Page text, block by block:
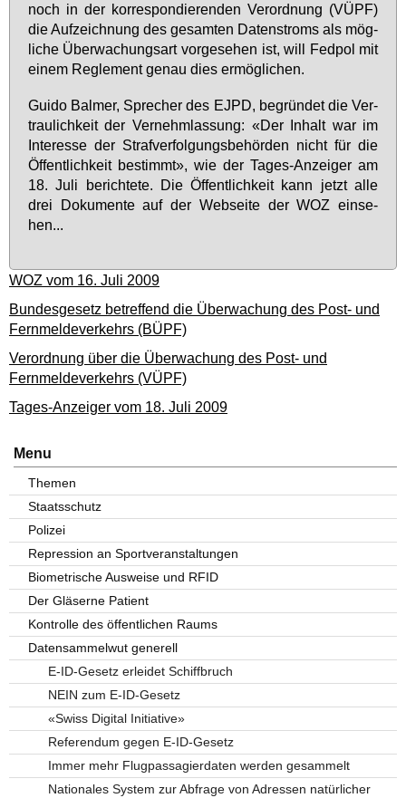
noch in der kor­re­spon­die­ren­den Ver­ord­nung (VÜPF)
die Auf­zeich­nung des ge­sam­ten Da­ten­stroms als mög­
li­che Über­wa­chungs­art vor­ge­se­hen ist, will Fed­pol mit
ei­nem Re­gle­ment ge­nau dies er­mög­li­chen.
Gui­do Bal­mer, Spre­cher des EJPD, be­grün­det die Ver­
trau­lich­keit der Ver­nehm­las­sung: «Der In­halt war im
In­ter­es­se der Straf­ver­fol­gungs­be­hör­den nicht für die
Öf­fent­lich­keit be­stimmt», wie der Ta­ges-An­zei­ger am
18. Ju­li be­rich­te­te. Die Öf­fent­lich­keit kann jetzt al­le
drei Do­ku­men­te auf der Web­sei­te der WOZ ein­se­
hen...
WOZ vom 16. Juli 2009
Bundesgesetz betreffend die Überwachung des Post- und
Fernmeldeverkehrs (BÜPF)
Verordnung über die Überwachung des Post- und
Fernmeldeverkehrs (VÜPF)
Tages-Anzeiger vom 18. Juli 2009
Menu
Themen
Staatsschutz
Polizei
Repression an Sportveranstaltungen
Biometrische Ausweise und RFID
Der Gläserne Patient
Kontrolle des öffentlichen Raums
Datensammelwut generell
E-ID-Gesetz erleidet Schiffbruch
NEIN zum E-ID-Gesetz
«Swiss Digital Initiative»
Referendum gegen E-ID-Gesetz
Immer mehr Flugpassagierdaten werden gesammelt
Nationales System zur Abfrage von Adressen natürlicher